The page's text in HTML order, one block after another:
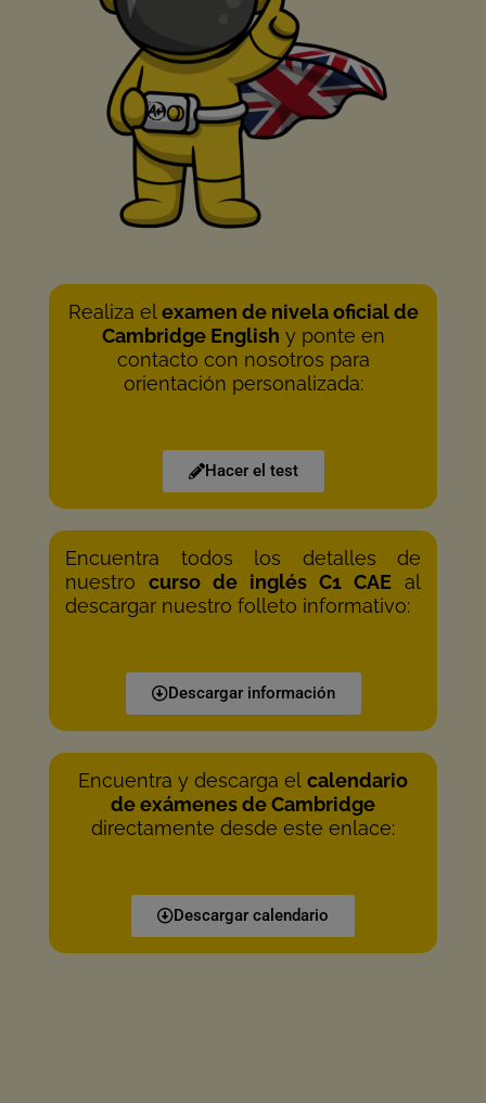
Realiza elexamen de nivela oficial de
Cambridge English y ponte en
contacto con nosotros para
orientación personalizada:
Hacer el test
Encuentra todos los detalles de
nuestro curso de inglés C1 CAE al
descargar nuestro folleto informativo:
Descargar información
Encuentra y descarga el calendario
de exámenes de Cambridge
directamente desde este enlace:
Descargar calendario